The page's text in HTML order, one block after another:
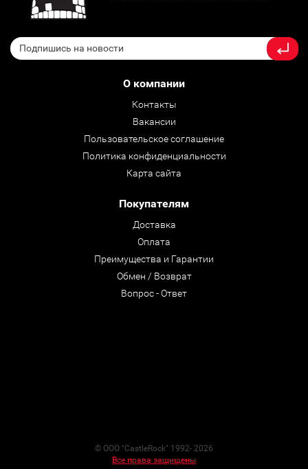
О компании
Контакты
Вакансии
Пользовательское соглашение
Политика конфиденциальности
Карта сайта
Покупателям
Доставка
Оплата
Преимущества и Гарантии
Обмен / Возврат
Вопрос - Ответ
© ООО "CastleRock" 1992- 2026
Все права защищены